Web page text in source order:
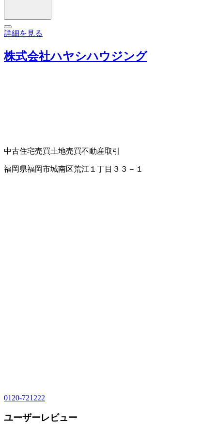
詳細を見る
株式会社ハヤシハウジング
中古住宅売買土地売買不動産取引
福岡県福岡市城南区荒江１丁目３３－１
0120-721222
ユーザーレビュー